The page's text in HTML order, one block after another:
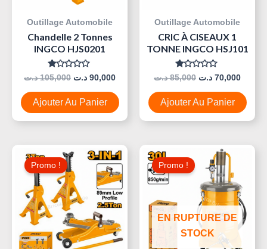
Outillage Automobile
Chandelle 2 Tonnes
INGCO HJS0201
Note
0
Sur
5
105,000 د.ت 90,000 د.ت
Ajouter Au Panier
Outillage Automobile
CRIC À CISEAUX 1
TONNE INGCO HSJ101
Note
0
Sur
5
85,000 د.ت 70,000 د.ت
Ajouter Au Panier
Promo !
Le
Prix
Initial
Était :
340,000 د.ت.
Le
Prix
Actuel
Est :
EN RUPTURE DE
STOCK
Promo !
Prix
Initial
Était :
Le